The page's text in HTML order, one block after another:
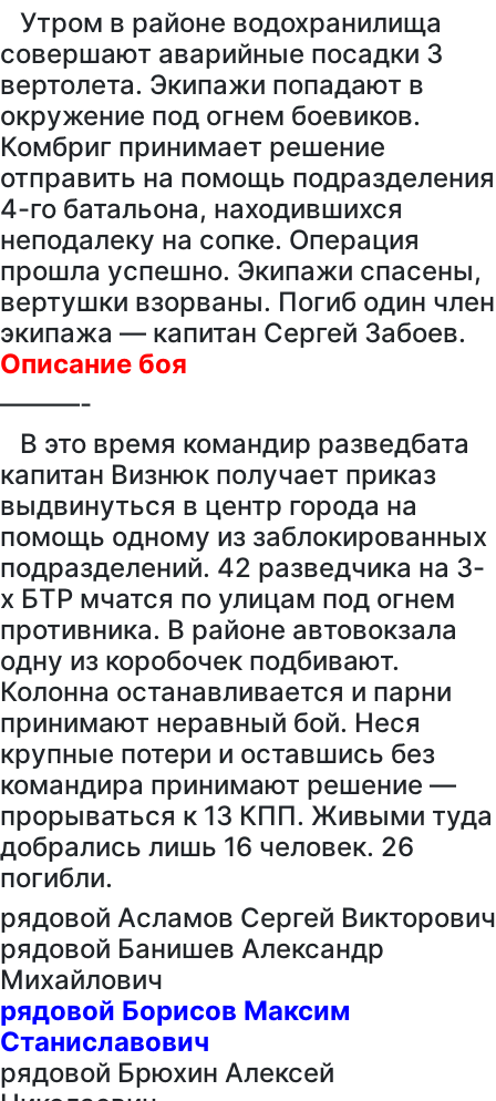
Утром в районе водохранилища
совершают аварийные посадки 3
вертолета. Экипажи попадают в
окружение под огнем боевиков.
Комбриг принимает решение
отправить на помощь подразделения
4-го батальона, находившихся
неподалеку на сопке. Операция
прошла успешно. Экипажи спасены,
вертушки взорваны. Погиб один член
экипажа — капитан Сергей Забоев.
Описание боя
———-
В это время командир разведбата
капитан Визнюк получает приказ
выдвинуться в центр города на
помощь одному из заблокированных
подразделений. 42 разведчика на 3-
х БТР мчатся по улицам под огнем
противника. В районе автовокзала
одну из коробочек подбивают.
Колонна останавливается и парни
принимают неравный бой. Неся
крупные потери и оставшись без
командира принимают решение —
прорываться к 13 КПП. Живыми туда
добрались лишь 16 человек. 26
погибли.
рядовой Асламов Сергей Викторович
рядовой Банишев Александр
Михайлович
рядовой Борисов Максим
Станиславович
рядовой Брюхин Алексей